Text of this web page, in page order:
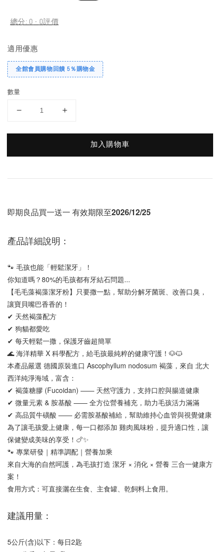
總分: 0 - 0評價
適用優惠
全館會員購物回饋 5％購物金
數量
加入購物車
即期良品買一送一 有效期限至2026/12/25
產品詳細說明：
🐾 毛孩也能「輕鬆潔牙」！
你知道嗎？80%的毛孩都有牙結石問題...
【毛毛藻褐藻潔牙粉】只要撒一點，幫助分解牙菌斑、改善口臭，
讓寶貝嘴巴香香的！
✔ 天然褐藻配方
✔ 狗貓都愛吃
✔ 每天輕鬆一撒，保護牙齒超簡單
🌊 海洋精華 X 科學配方，給毛孩最純粹的健康守護！🐶🐱
本產品嚴選 德國原裝進口 Ascophyllum nodosum 褐藻，來自 北大
西洋純淨海域，富含：
✔ 褐藻糖膠 (Fucoidan) —— 天然守護力，支持口腔與腸道健康
✔ 微量元素 & 胺基酸 —— 全方位營養補充，助力毛孩活力滿滿
✔ 高品質牛磺酸 —— 必需胺基酸補給，幫助維持心血管與視覺健康
為了讓毛孩愛上健康，每一口都添加 雞肉風味粉，提升適口性，讓
保健變成美味的享受！🍗✨
🐾 專業研發｜精準調配｜營養加乘
來自大海的自然呵護，為毛孩打造 潔牙 × 消化 × 營養 三合一健康方
案！
食用方式：可直接灑在生食、主食罐、乾飼料上食用。
建議用量：
5公斤(含)以下：每日2匙